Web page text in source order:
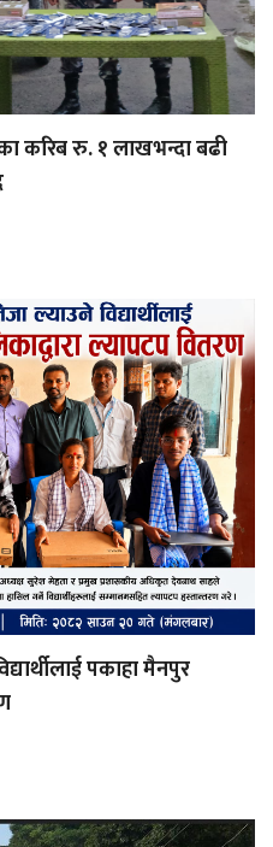
करिब रु. १ लाखभन्दा बढी
पकाहा मैनपुर